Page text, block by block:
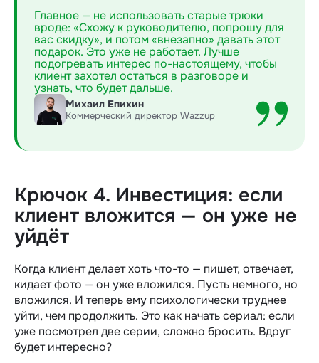
Главное — не использовать старые трюки
вроде: «Схожу к руководителю, попрошу для
вас скидку», и потом «внезапно» давать этот
подарок. Это уже не работает. Лучше
подогревать интерес по-настоящему, чтобы
клиент захотел остаться в разговоре и
узнать, что будет дальше.
Михаил Епихин
Коммерческий директор Wazzup
Крючок 4. Инвестиция: если
клиент вложится — он уже не
уйдёт
Когда клиент делает хоть что-то — пишет, отвечает,
кидает фото — он уже вложился. Пусть немного, но
вложился. И теперь ему психологически труднее
уйти, чем продолжить. Это как начать сериал: если
уже посмотрел две серии, сложно бросить. Вдруг
будет интересно?